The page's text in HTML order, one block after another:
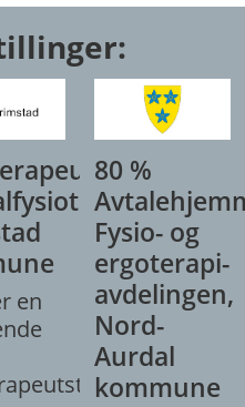
en
80 %
Fysio- og
ergoterapi-
avdelingen,
Nord-
Aurdal
kommune